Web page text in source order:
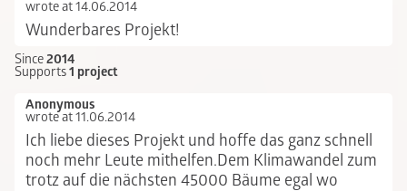
wrote at 14.06.2014
Wunderbares Projekt!
Since2014
Supports1 project
Anonymous
wrote at 11.06.2014
Ich liebe dieses Projekt und hoffe das ganz schnell
noch mehr Leute mithelfen.Dem Klimawandel zum
trotz auf die nächsten 45000 Bäume egal wo